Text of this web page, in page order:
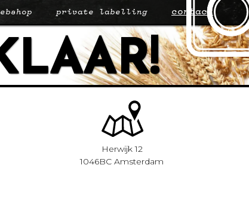
private labelling contact
Herwijk 12
1046BC Amsterdam